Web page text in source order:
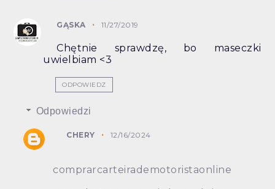
GĄSKA 11/27/2019
Chętnie sprawdzę, bo maseczki
uwielbiam <3
ODPOWIEDZ
Odpowiedzi
CHERY 12/16/2024
comprarcarteirademotoristaonline